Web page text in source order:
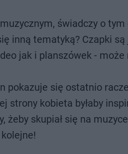
świadczy o tym
inną tematyką? Czapki
jak i planszówek - może
pokazuje się ostatnio
strony kobieta byłaby
skupiał się na